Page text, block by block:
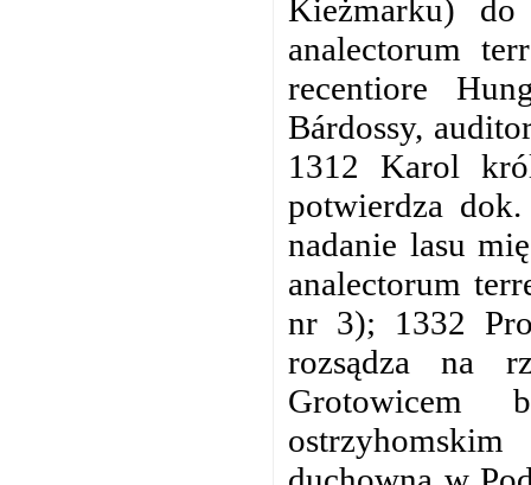
Kieżmarku)
analectorum
recentiore
Bárdossy,
1312 Karol
potwierdza
nadanie lasu
analectorum
nr 3); 1332
rozsądza na
Grotowicem